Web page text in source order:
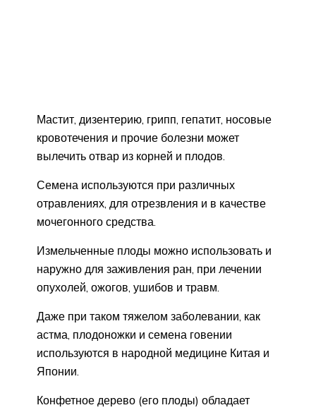
Мастит, дизентерию, грипп, гепатит, носовые
кровотечения и прочие болезни может
вылечить отвар из корней и плодов.
Семена используются при различных
отравлениях, для отрезвления и в качестве
мочегонного средства.
Измельченные плоды можно использовать и
наружно для заживления ран, при лечении
опухолей, ожогов, ушибов и травм.
Даже при таком тяжелом заболевании, как
астма, плодоножки и семена говении
используются в народной медицине Китая и
Японии.
Конфетное дерево (его плоды) обладает